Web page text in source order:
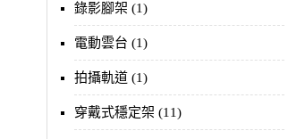
錄影腳架 (1)
電動雲台 (1)
拍攝軌道 (1)
穿戴式穩定架 (11)